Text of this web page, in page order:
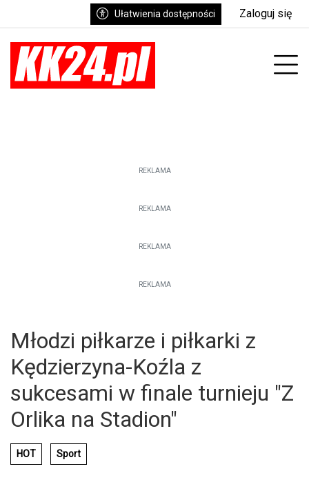
Ułatwienia dostępności Zaloguj się
REKLAMA
REKLAMA
REKLAMA
REKLAMA
Młodzi piłkarze i piłkarki z
Kędzierzyna-Koźla z
sukcesami w finale turnieju "Z
Orlika na Stadion"
HOT Sport